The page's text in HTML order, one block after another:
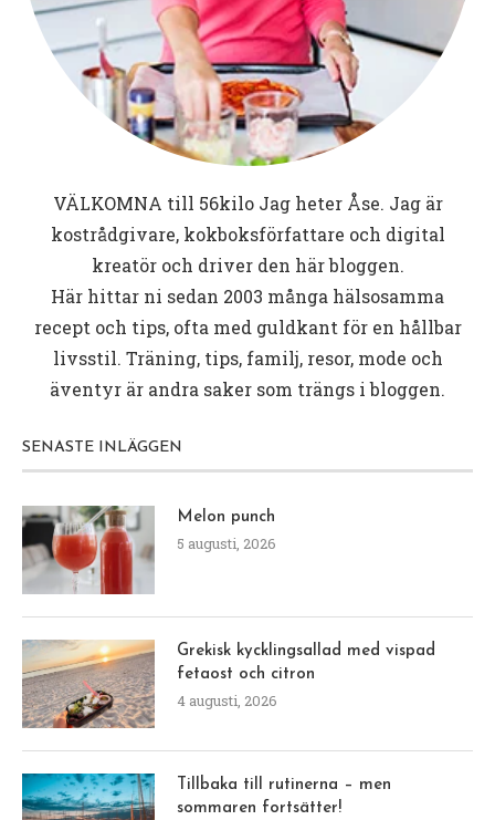
VÄLKOMNA till 56kiloJag heter Åse. Jag är
kostrådgivare, kokboksförfattare och digital
kreatör och driver den här bloggen.
Här hittar ni sedan 2003 många hälsosamma
recept och tips, ofta med guldkant för en hållbar
livsstil. Träning, tips, familj, resor, mode och
äventyr är andra saker som trängs i bloggen.
SENASTE INLÄGGEN
Melon punch
5 augusti, 2026
Grekisk kycklingsallad med vispad
fetaost och citron
4 augusti, 2026
Tillbaka till rutinerna – men
sommaren fortsätter!